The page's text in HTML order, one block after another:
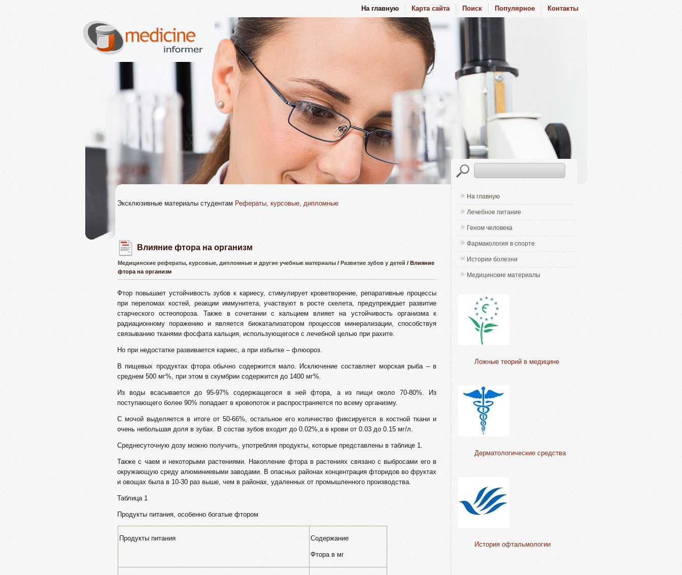
На главную Карта сайта Поиск Популярное Контакты
Эксклюзивные материалы студентам Рефераты, курсовые, дипломные
Влияние фтора на организм
Медицинские рефераты, курсовые, дипломные и другие учебные материалы / Развитие зубов у детей / Влияние
фтора на организм
Фтор повышает устойчивость зубов к кариесу, стимулирует кроветворение, репаративные процессы
при переломах костей, реакции иммунитета, участвуют в росте скелета, предупреждает развитие
старческого остеопороза. Также в сочетании с кальцием влияет на устойчивость организма к
радиационному поражению и является биокатализатором процессов минерализации, способствуя
связыванию тканями фосфата кальция, использующегося с лечебной целью при рахите.
Но при недостатке развивается кариес, а при избытке – флюороз.
В пищевых продуктах фтора обычно содержится мало. Исключение составляет морская рыба – в
среднем 500 мг%, при этом в скумбрии содержится до 1400 мг%.
Из воды всасывается до 95-97% содержащегося в ней фтора, а из пищи около 70-80%. Из
поступающего более 90% попадает в кровопоток и распространяется по всему организму.
С мочой выделяется в итоге от 50-66%, остальное его количество фиксируется в костной ткани и
очень небольшая доля в зубах. В состав зубов входит до 0.02%,а в крови от 0.03 до 0.15 мг/л.
Среднесуточную дозу можно получить, употребляя продукты, которые представлены в таблице 1.
Также с чаем и некоторыми растениями. Накопление фтора в растениях связано с выбросами его в
окружающую среду алюминиевыми заводами. В опасных районах концентрация фторидов во фруктах
и овощах была в 10-30 раз выше, чем в районах, удаленных от промышленного производства.
Таблица 1
Продукты питания, особенно богатые фтором
Продукты питания Содержание
Фтора в мг
На главную
Лечебное питание
Геном человека
Фармакология в спорте
Истории болезни
Медицинские материалы
Ложные теорий в медицине
Дерматологические средства
История офтальмологии